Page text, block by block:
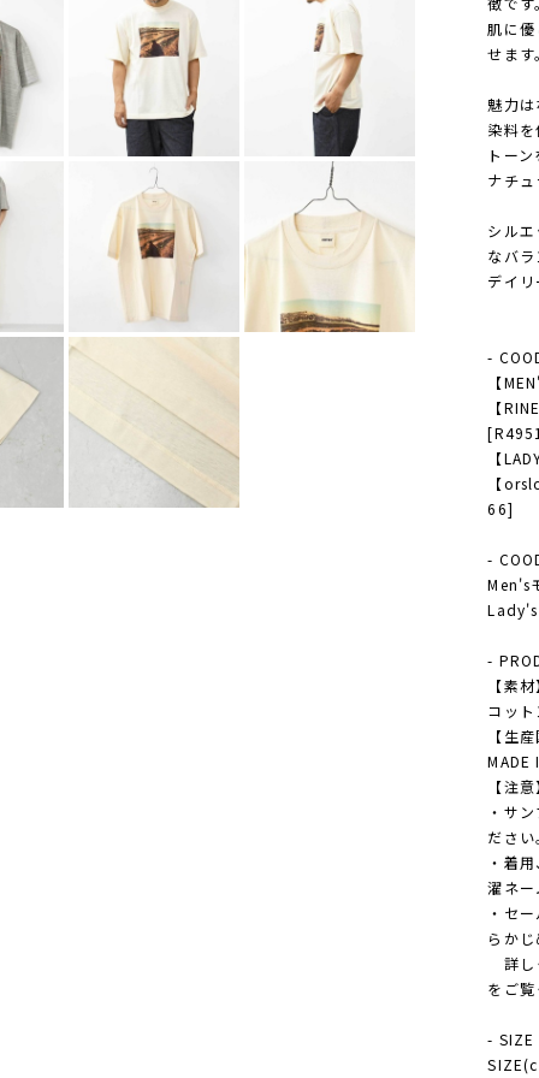
肌に
せます
魅力
染料
トー
ナチ
シル
なバ
デイ
-
【
【
【
【
66]
-
Men's
Lady's
-
【素
コッ
【生
MADE
【注
・サ
ださい
・着
濯ネ
・セ
らか
詳し
をご
- SIZE